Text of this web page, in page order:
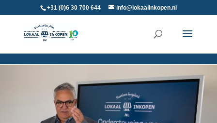
+31 (0)6 30 700 644 info@lokaalinkopen.nl